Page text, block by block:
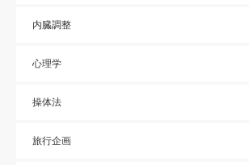
内臓調整
心理学
操体法
旅行企画